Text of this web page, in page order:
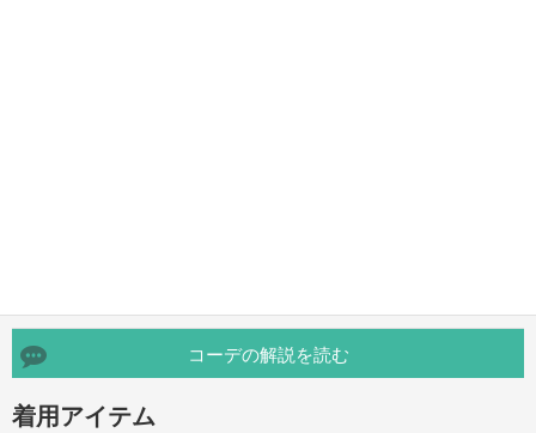
コーデの解説を読む
着用アイテム